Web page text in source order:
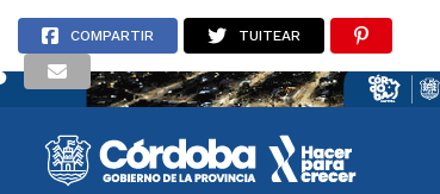
COMPARTIR TUITEAR